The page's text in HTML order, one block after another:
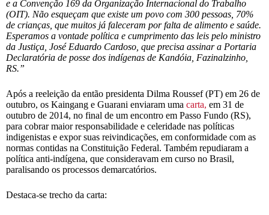
e a Convenção 169 da Organização Internacional do Trabalho
(OIT). Não esqueçam que existe um povo com 300 pessoas, 70%
de crianças, que muitos já faleceram por falta de alimento e saúde.
Esperamos a vontade política e cumprimento das leis pelo ministro
da Justiça, José Eduardo Cardoso, que precisa assinar a Portaria
Declaratória de posse dos indígenas de Kandóia, Fazinalzinho,
RS.”
Após a reeleição da então presidenta Dilma Roussef (PT) em 26 de
outubro, os Kaingang e Guarani enviaram uma carta, em 31 de
outubro de 2014, no final de um encontro em Passo Fundo (RS),
para cobrar maior responsabilidade e celeridade nas políticas
indigenistas e expor suas reivindicações, em conformidade com as
normas contidas na Constituição Federal. Também repudiaram a
política anti-indígena, que consideravam em curso no Brasil,
paralisando os processos demarcatórios.
Destaca-se trecho da carta: